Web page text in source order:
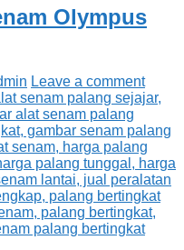
Olympus
Leave a comment